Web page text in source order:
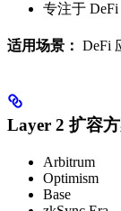
专注于 DeFi
适用场景： DeFi
Layer 2 扩容
Arbitrum
Optimism
Base